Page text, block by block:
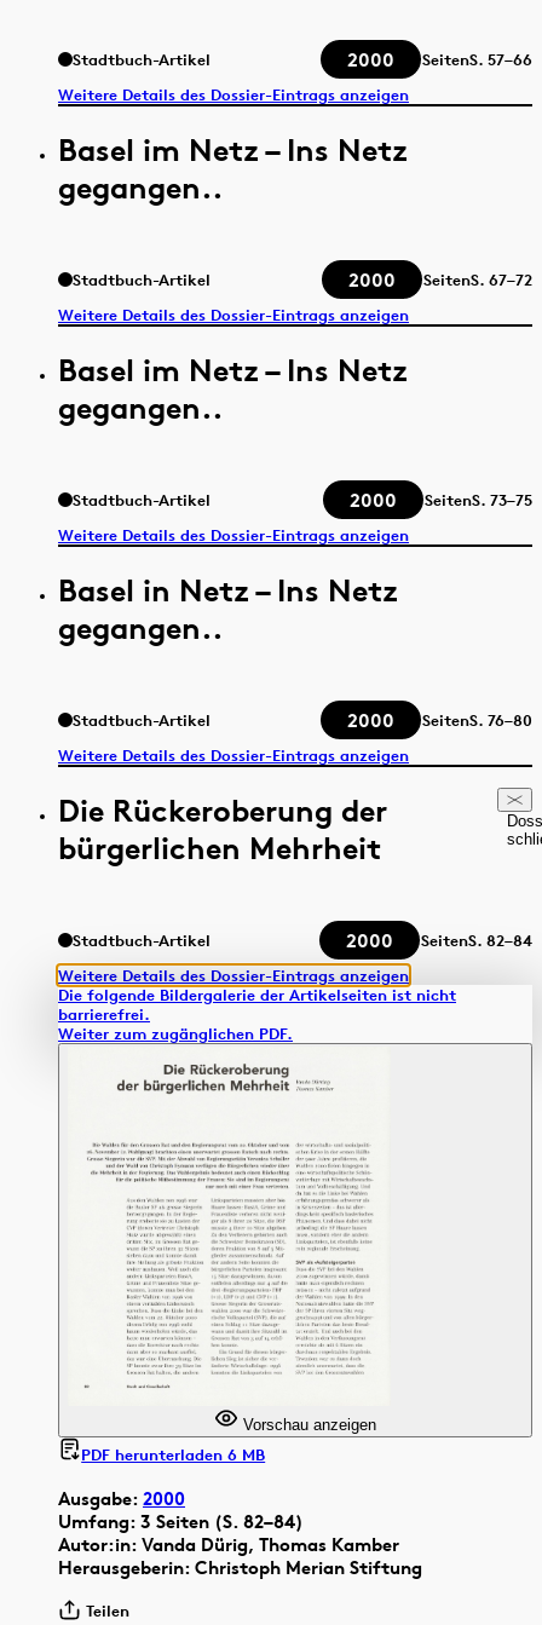
Stadtbuch-Artikel 2000 SeitenS. 57–66
Weitere Details des Dossier-Eintrags anzeigen
Basel im Netz – Ins Netz
gegangen..
Stadtbuch-Artikel 2000 SeitenS. 67–72
Weitere Details des Dossier-Eintrags anzeigen
Basel im Netz – Ins Netz
gegangen..
Stadtbuch-Artikel 2000 SeitenS. 73–75
Weitere Details des Dossier-Eintrags anzeigen
Basel in Netz – Ins Netz
gegangen..
Stadtbuch-Artikel 2000 SeitenS. 76–80
Weitere Details des Dossier-Eintrags anzeigen
Die Rückeroberung der
bürgerlichen Mehrheit
Stadtbuch-Artikel 2000 SeitenS. 82–84
Weitere Details des Dossier-Eintrags anzeigen
Ausgabe: 2000
Umfang: 3 Seiten (S. 82–84)
Autor:in: Vanda Dürig, Thomas Kamber
Herausgeberin: Christoph Merian Stiftung
Teilen
Die folgende Bildergalerie der Artikelseiten ist nicht
barrierefrei.
Weiter zum zugänglichen PDF.
Vorschau anzeigen
PDF herunterladen 6 MB